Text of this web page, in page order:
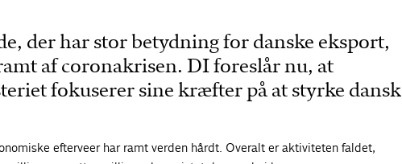
der har stor betydning for danske eksport,
af coronakrisen. DI foreslår nu, at
fokuserer sine kræfter på at styrke dansk
efterveer har ramt verden hårdt. Overalt er aktiviteten faldet,